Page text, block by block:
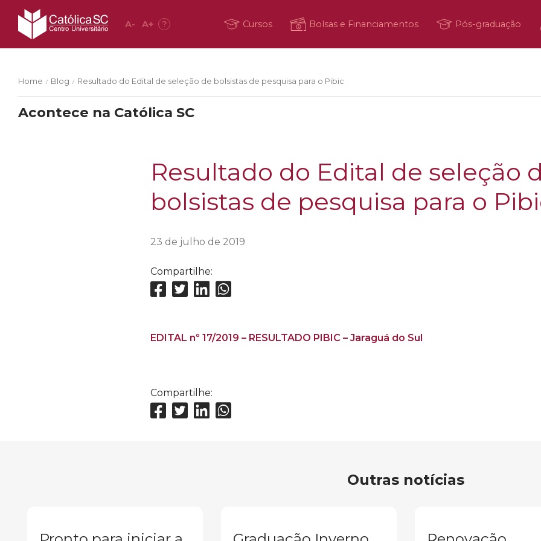
A- A+ ? Cursos Bolsas e Financiamentos Pós-graduação
Home / Blog / Resultado do Edital de seleção de bolsistas de pesquisa para o Pibic
Acontece na Católica SC
Resultado do Edital de seleção
bolsistas de pesquisa para o
23 de julho de 2019
Compartilhe:
EDITAL nº 17/2019 – RESULTADO PIBIC – Jaraguá do Sul
Compartilhe:
Outras notícias